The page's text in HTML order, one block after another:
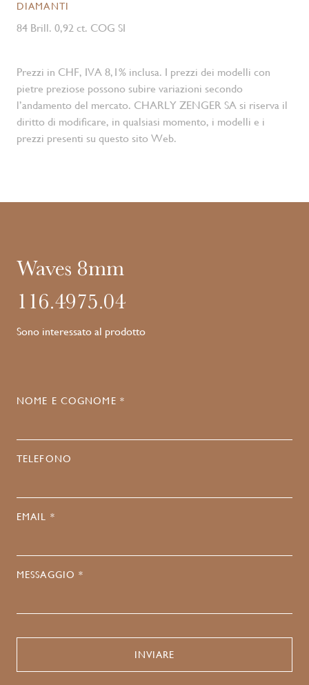
DIAMANTI
84 Brill. 0,92 ct. COG SI
Prezzi in CHF, IVA 8,1% inclusa. I prezzi dei modelli con
pietre preziose possono subire variazioni secondo
l’andamento del mercato. CHARLY ZENGER SA si riserva il
diritto di modificare, in qualsiasi momento, i modelli e i
prezzi presenti su questo sito Web.
Waves 8mm
116.4975.04
Sono interessato al prodotto
NOME E COGNOME *
TELEFONO
EMAIL *
MESSAGGIO *